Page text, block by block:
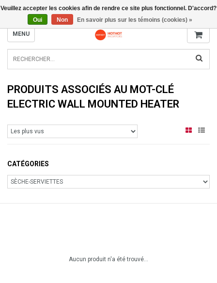
INFO@RADIATORS.SHOP
MENU
PRODUITS ASSOCIÉS AU MOT-CLÉ
ELECTRIC WALL MOUNTED HEATER
CATÉGORIES
Aucun produit n'a été trouvé...
Veuillez accepter les cookies afin de rendre ce site plus fonctionnel. D'accord?
Oui
Non En savoir plus sur les témoins (cookies) »